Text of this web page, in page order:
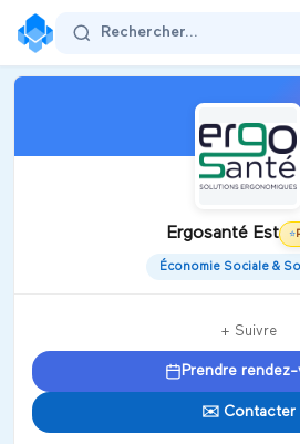
Rechercher...
Ergosanté Est ⭐
Économie Sociale &
+ Suivre
Prendre
✉️ Contacter